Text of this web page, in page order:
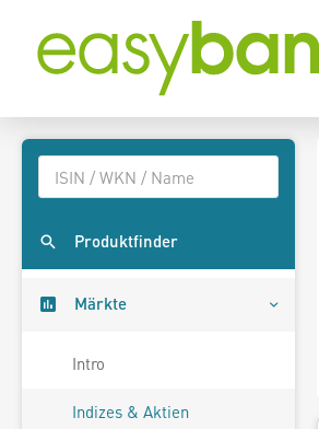
Produktfinder
Märkte
Intro
Indizes & Aktien